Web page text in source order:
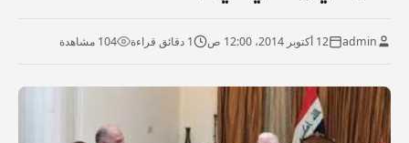
admin 12 أكتوبر 2014، 12:00 ص 1 دقائق قراءة 104 مشاهدة